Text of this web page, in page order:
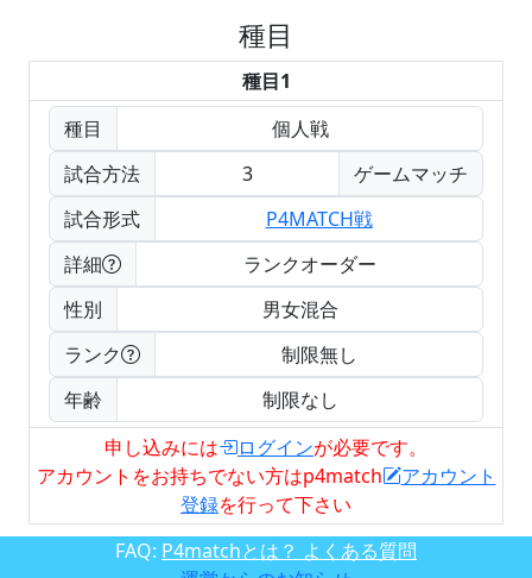
種目
種目1
種目
個人戦
試合方法
3
ゲームマッチ
試合形式
P4MATCH戦
詳細
ランクオーダー
性別
男女混合
ランク
制限無し
年齢
制限なし
申し込みには
ログインが必要です。
アカウントをお持ちでない方はp4match
アカウント
登録を行って下さい
FAQ: P4matchとは？ よくある質問